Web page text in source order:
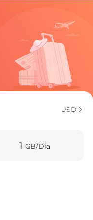
USD
1GB/Día